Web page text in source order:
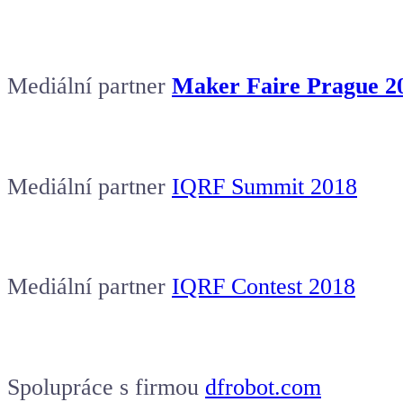
Mediální partner Maker Faire Prague
Mediální partner IQRF Summit 2018
Mediální partner IQRF Contest 2018
Spolupráce s firmou dfrobot.com